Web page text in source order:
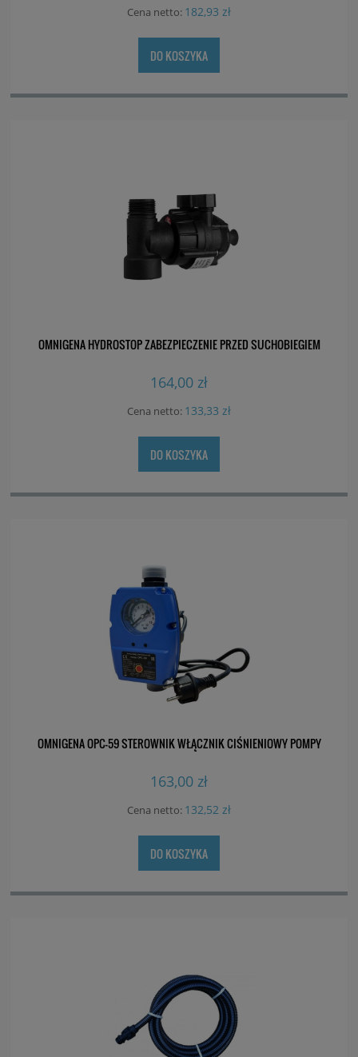
Cena netto: 182,93 zł
DO KOSZYKA
OMNIGENA HYDROSTOP ZABEZPIECZENIE PRZED SUCHOBIEGIEM
164,00 zł
Cena netto: 133,33 zł
DO KOSZYKA
OMNIGENA OPC-59 STEROWNIK WŁĄCZNIK CIŚNIENIOWY POMPY
163,00 zł
Cena netto: 132,52 zł
DO KOSZYKA